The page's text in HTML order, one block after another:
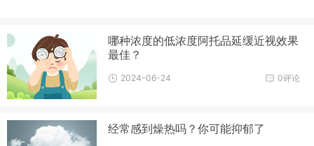
哪种浓度的低浓度阿托品延缓近视效果
最佳？
0评论
2024-06-24
经常感到燥热吗？你可能抑郁了